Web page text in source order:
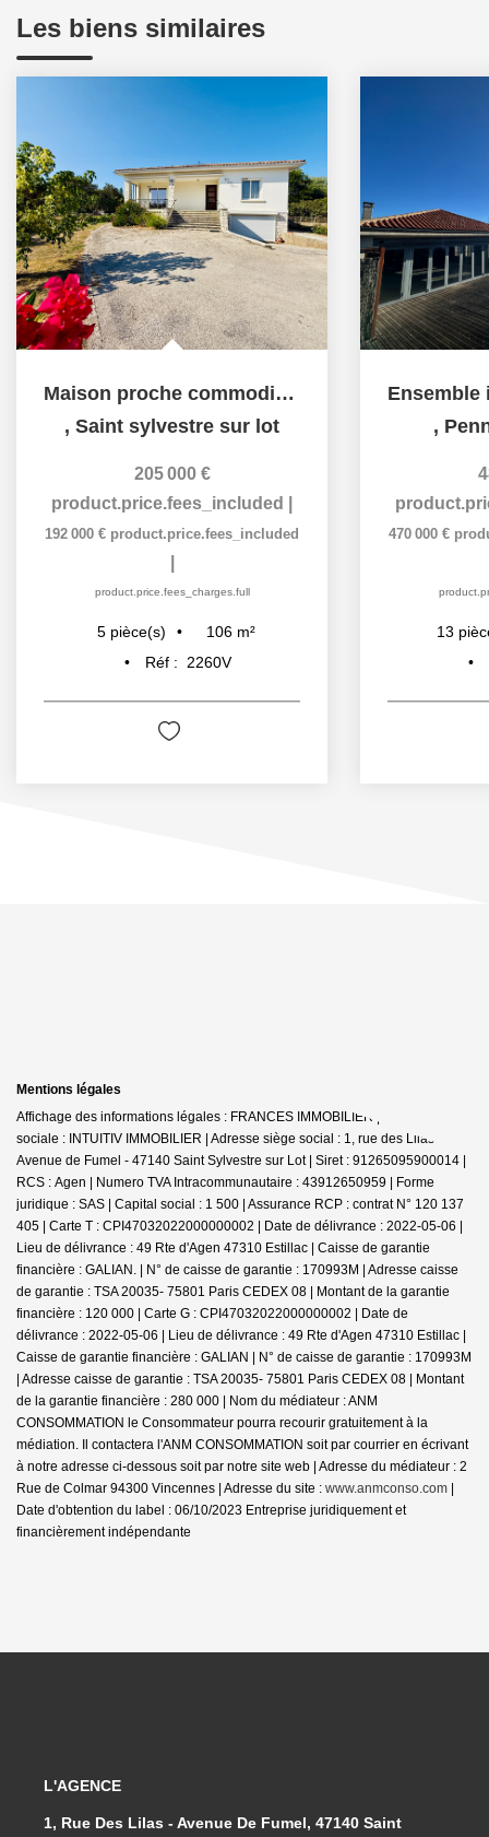
Les biens similaires
Maison proche commodités à pied
, Saint sylvestre sur lot
205 000 €
product.price.fees_included
192 000 € product.price.fees_included
product.price.fees_charges.full
5 pièce(s) 106 m²
Réf :
2260V
,
470 000 €
13
Mentions légales
Affichage des informations légales : FRANCES IMMOBILIER | Raison
sociale : INTUITIV IMMOBILIER | Adresse siège social : 1, rue des Lilas -
Avenue de Fumel - 47140 Saint Sylvestre sur Lot | Siret : 91265095900014 |
RCS : Agen | Numero TVA Intracommunautaire : 43912650959 | Forme
juridique : SAS | Capital social : 1 500 | Assurance RCP : contrat N° 120 137
405 | Carte T : CPI47032022000000002 | Date de délivrance : 2022-05-06 |
Lieu de délivrance : 49 Rte d'Agen 47310 Estillac | Caisse de garantie
financière : GALIAN. | N° de caisse de garantie : 170993M | Adresse caisse
de garantie : TSA 20035- 75801 Paris CEDEX 08 | Montant de la garantie
financière : 120 000 | Carte G : CPI47032022000000002 | Date de
délivrance : 2022-05-06 | Lieu de délivrance : 49 Rte d'Agen 47310 Estillac |
Caisse de garantie financière : GALIAN | N° de caisse de garantie : 170993M
| Adresse caisse de garantie : TSA 20035- 75801 Paris CEDEX 08 | Montant
de la garantie financière : 280 000 | Nom du médiateur : ANM
CONSOMMATION le Consommateur pourra recourir gratuitement à la
médiation. Il contactera l'ANM CONSOMMATION soit par courrier en écrivant
à notre adresse ci-dessous soit par notre site web | Adresse du médiateur : 2
Rue de Colmar 94300 Vincennes | Adresse du site : www.anmconso.com |
Date d'obtention du label : 06/10/2023 Entreprise juridiquement et
financièrement indépendante
L'AGENCE
1, Rue Des Lilas - Avenue De Fumel, 47140 Saint